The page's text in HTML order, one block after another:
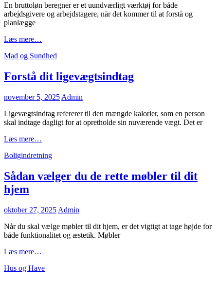
En bruttoløn beregner er et uundværligt værktøj for både
arbejdsgivere og arbejdstagere, når det kommer til at forstå og
planlægge
Læs mere…
løn
en
bruttoløn
Cat
Mad og Sundhed
Forstå dit ligevægtsindtag
Posted
november 5, 2025 Admin
Ligevægtsindtag refererer til den mængde kalorier, som en person
skal indtage dagligt for at opretholde sin nuværende vægt. Det er
Læs mere…
ligevægtsindtag
Cat
Boligindretning
Sådan vælger du de rette møbler til dit
hjem
Posted
oktober 27, 2025 Admin
Når du skal vælge møbler til dit hjem, er det vigtigt at tage højde for
både funktionalitet og æstetik. Møbler
Læs mere…
du
Cat
Hus og Have